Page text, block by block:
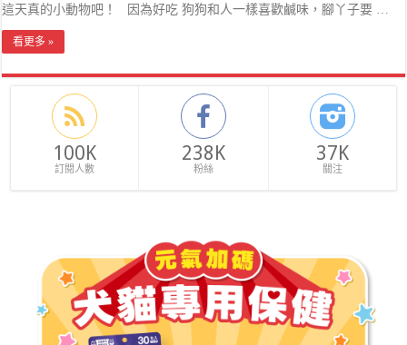
這天真的小動物吧！ 因為好吃 狗狗和人一樣喜歡鹹味，腳丫子要 …
看更多 »
100K
訂閱人數
238K
粉絲
37K
關注